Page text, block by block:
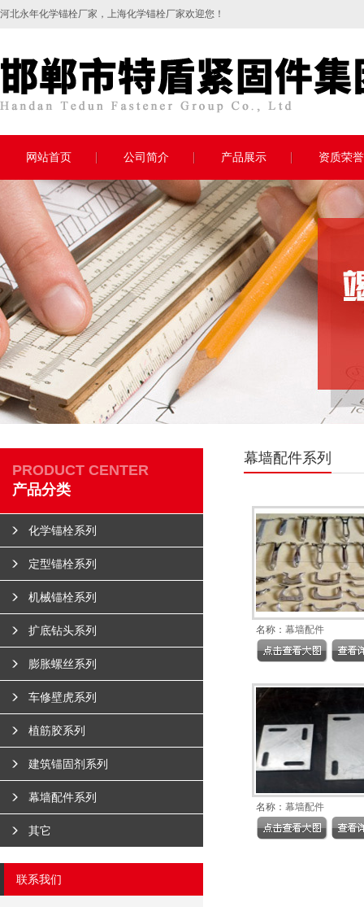
河北永年化学锚栓厂家，上海化学锚栓厂家欢迎您！
网站首页 公司简介 产品展示 资质荣誉
PRODUCT CENTER
产品分类
化学锚栓系列
定型锚栓系列
机械锚栓系列
扩底钻头系列
膨胀螺丝系列
车修壁虎系列
植筋胶系列
建筑锚固剂系列
幕墙配件系列
其它
联系我们
幕墙配件系列
名称： 幕墙配件
名称： 幕墙配件